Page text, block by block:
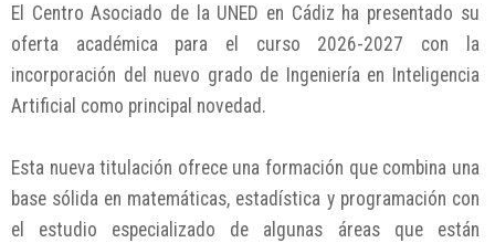
El Centro Asociado de la UNED en Cádiz ha presentado su
oferta académica para el curso 2026-2027 con la
incorporación del nuevo grado de Ingeniería en Inteligencia
Artificial como principal novedad.
Esta nueva titulación ofrece una formación que combina una
base sólida en matemáticas, estadística y programación con
el estudio especializado de algunas áreas que están